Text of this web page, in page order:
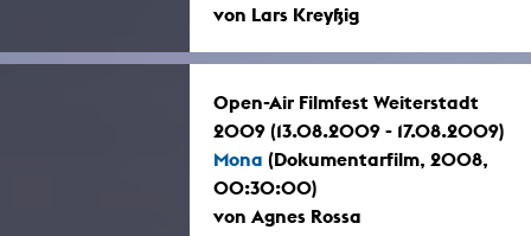
von Lars Kreyßig
Open-Air Filmfest Weiterstadt
2009 (13.08.2009 - 17.08.2009)
Mona (Dokumentarfilm, 2008,
00:30:00)
von Agnes Rossa